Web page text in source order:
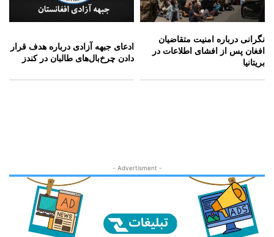
نگرانی درباره امنیت متقاضیان
افغان پس از افشای اطلاعات در
بریتانیا
ادعای جبهه آزادی درباره هدف قرار
دادن چرخ‌بال‌های طالبان در کندز
- Advertisment -